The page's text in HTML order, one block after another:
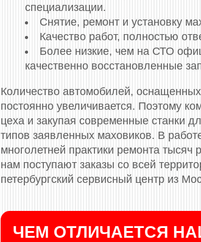
специализации.
Снятие, ремонт и установку
Качество работ, полностью
Более низкие, чем на СТО
качественно восстановленные
Количество автомобилей,
постоянно увеличивается. Поэтому
цеха и закупая современные станки
типов заявленных маховиков. В
многолетней практики ремонта
нам поступают заказы со всей
петербургский сервисный центр из
ЧЕМ ОТЛИЧАЕТСЯ